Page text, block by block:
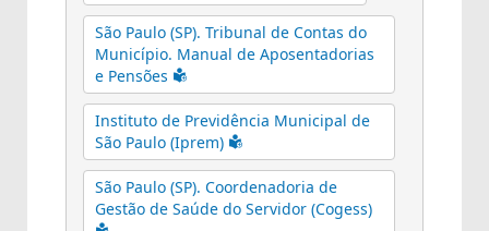
São Paulo (SP). Tribunal de Contas do
Município. Manual de Aposentadorias
e Pensões
Instituto de Previdência Municipal de
São Paulo (Iprem)
São Paulo (SP). Coordenadoria de
Gestão de Saúde do Servidor (Cogess)